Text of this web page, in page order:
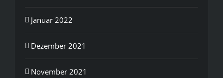
Januar 2022
Dezember 2021
November 2021